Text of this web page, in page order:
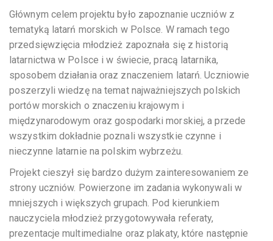
Głównym celem projektu było zapoznanie uczniów z
tematyką latarń morskich w Polsce. W ramach tego
przedsięwzięcia młodzież zapoznała się z historią
latarnictwa w Polsce i w świecie, pracą latarnika,
sposobem działania oraz znaczeniem latarń. Uczniowie
poszerzyli wiedzę na temat najważniejszych polskich
portów morskich o znaczeniu krajowym i
międzynarodowym oraz gospodarki morskiej, a przede
wszystkim dokładnie poznali wszystkie czynne i
nieczynne latarnie na polskim wybrzeżu.
Projekt cieszył się bardzo dużym zainteresowaniem ze
strony uczniów. Powierzone im zadania wykonywali w
mniejszych i większych grupach. Pod kierunkiem
nauczyciela młodzież przygotowywała referaty,
prezentacje multimedialne oraz plakaty, które następnie